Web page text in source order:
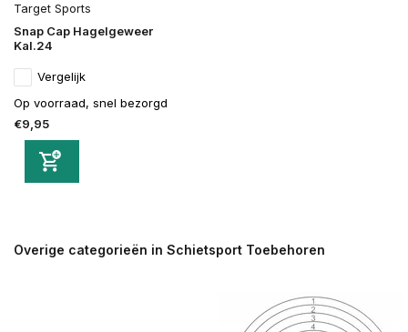
Target Sports
Snap Cap Hagelgeweer
Kal.24
Vergelijk
Op voorraad, snel bezorgd
€9,95
Overige categorieën in Schietsport Toebehoren